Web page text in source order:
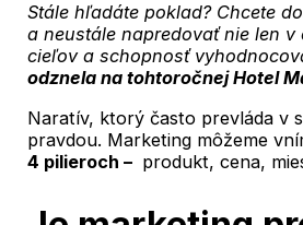
Stále hľadáte poklad? Chcete
a neustále napredovať nie len
cieľov a schopnosť
odznela na tohtoročnej Hotel
Naratív, ktorý často prevláda v
pravdou. Marketing môžeme
4 pilieroch – produkt, cena,